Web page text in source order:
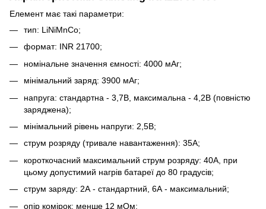
Елемент має такі параметри:
тип: LiNiMnCo;
формат: INR 21700;
номінальне значення ємності: 4000 мАг;
мінімальний заряд: 3900 мАг;
напруга: стандартна - 3,7В, максимальна - 4,2В (повністю
заряджена);
мінімальний рівень напруги: 2,5В;
струм розряду (тривале навантаження): 35А;
короткочасний максимальний струм розряду: 40А, при
цьому допустимий нагрів батареї до 80 градусів;
струм заряду: 2А - стандартний, 6А - максимальний;
опір комірок: менше 12 мОм;